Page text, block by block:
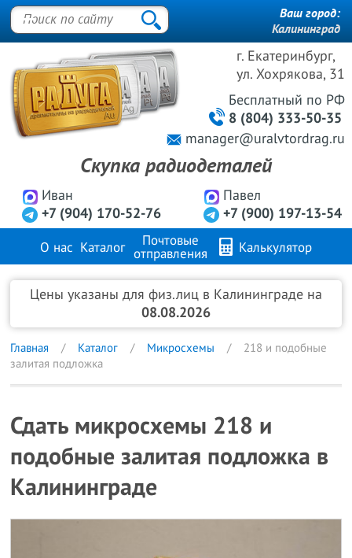
г. Екатеринбург,
ул. Хохрякова, 31
Иван
+7 (904) 170-52-76
Павел
+7 (900) 197-13-54
Бесплатный по РФ
8 (804) 333-50-35
manager@uralvtordrag.ru
Скупка радиодеталей
Ваш город:
Калининград
О нас Каталог
Почтовые
отправления
Калькулятор
Продажа металлов FAQ
Цены указаны для физ.лиц в Калининграде на
08.08.2026
Главная Каталог Микросхемы
218 и подобные
залитая подложка
Сдать микросхемы 218 и
подобные залитая подложка в
Калининграде